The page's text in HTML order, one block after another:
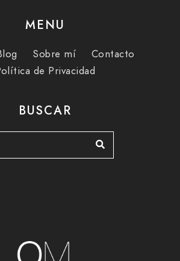
MENU
Sobre mí
Contacto
de Privacidad
BUSCAR